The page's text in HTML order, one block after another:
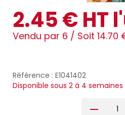
2.45 € HT
Vendu par 6 / Soit 14.70
Référence : E1041402
Disponible sous 2 à 4 semaines